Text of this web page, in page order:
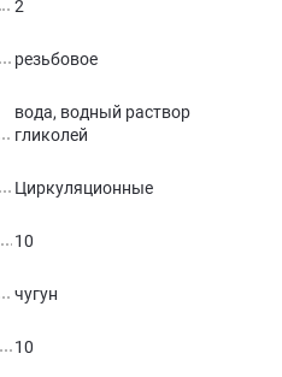
2
резьбовое
вода, водный раствор
гликолей
Циркуляционные
10
чугун
10